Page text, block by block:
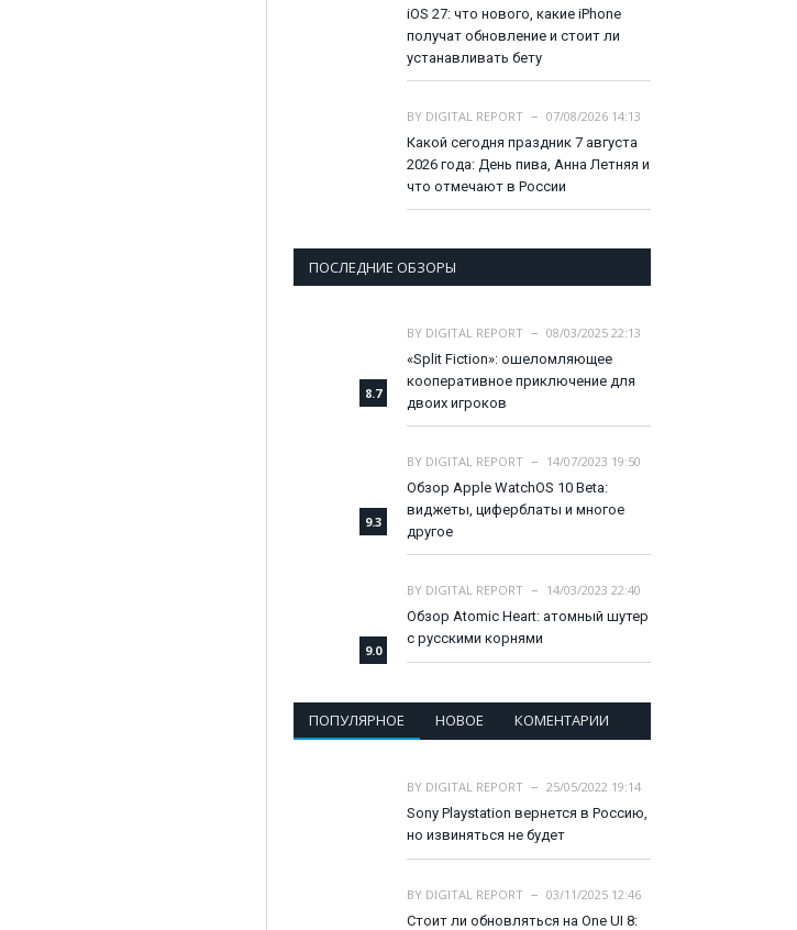
iOS 27: что нового, какие iPhone
получат обновление и стоит ли
устанавливать бету
BY DIGITAL REPORT
07/08/2026 14:13
Какой сегодня праздник 7 августа
2026 года: День пива, Анна Летняя и
что отмечают в России
ПОСЛЕДНИЕ ОБЗОРЫ
8.7
BY DIGITAL REPORT
08/03/2025 22:13
«Split Fiction»: ошеломляющее
кооперативное приключение для
двоих игроков
9.3
BY DIGITAL REPORT
14/07/2023 19:50
Обзор Apple WatchOS 10 Beta:
виджеты, циферблаты и многое
другое
9.0
BY DIGITAL REPORT
14/03/2023 22:40
Обзор Atomic Heart: атомный шутер
с русскими корнями
ПОПУЛЯРНОЕ НОВОЕ КОМЕНТАРИИ
BY DIGITAL REPORT
25/05/2022 19:14
Sony Playstation вернется в Россию,
но извиняться не будет
BY DIGITAL REPORT
03/11/2025 12:46
Стоит ли обновляться на One UI 8: